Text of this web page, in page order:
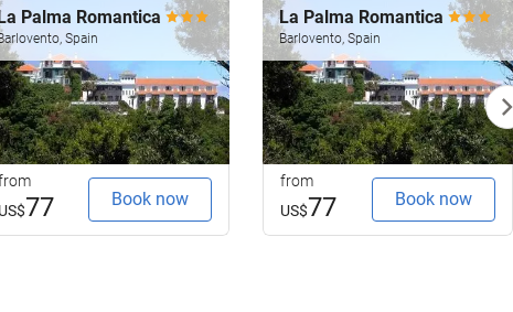
Free WiFi
Palma Romantica
Spain
US$77 Book now
La Palma Romantica
Barlovento, Spain
from
US$77 Book now